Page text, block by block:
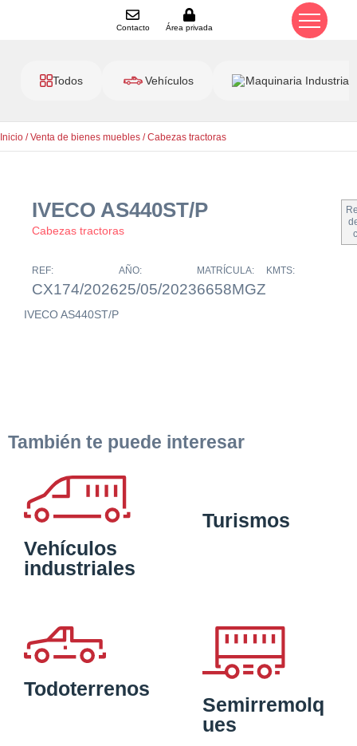
Contacto Área privada
Todos Vehículos Maquinaria Industrial
Inicio /Venta de bienes muebles /Cabezas tractoras
IVECO AS440ST/P
Cabezas tractoras
REF:
CX174/2026
AÑO:
25/05/2023
MATRÍCULA:
6658MGZ
KMTS:
IVECO AS440ST/P
También te puede interesar
Vehículos
industriales
Turismos
Todoterrenos
Semirremolq
ues